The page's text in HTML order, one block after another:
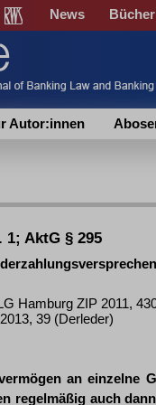
News Bücher
Autor:innen
1; AktG § 295
Hamburg ZIP 2011,
39 (Derleder)
an einzelne
regelmäßig auch